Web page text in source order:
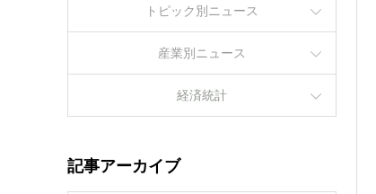
トピック別ニュース
産業別ニュース
経済統計
記事アーカイブ